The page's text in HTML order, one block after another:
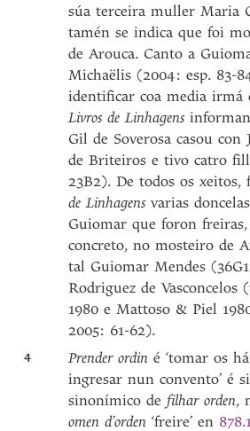
súa terceira muller Maria
tamén se indica que foi
de Arouca. Canto a
Michaëlis (2004: esp. 83-
identificar coa media irmá
Livros de Linhagens
Gil de Soverosa casou con
de Briteiros e tivo catro
23B2). De todos os
de Linhagens varias
Guiomar que foron
concreto, no mosteiro de
tal Guiomar Mendes
Rodriguez de Vasconcelos
1980 e Mattoso & Piel
2005: 61-62).
4 Prender ordin é ‘tomar os
ingresar nun convento’ é
sinonímico defilhar orden,
omen d’orden ‘freire’ en